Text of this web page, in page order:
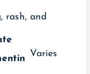
rash, and
Varies